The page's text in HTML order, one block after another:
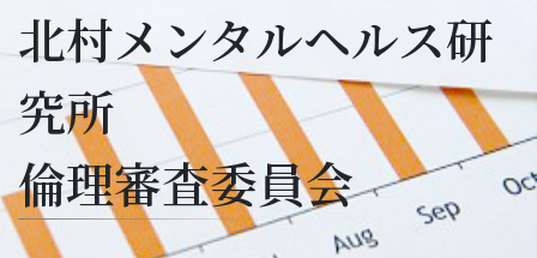
北村メンタルヘルス研
究所
倫理審査委員会